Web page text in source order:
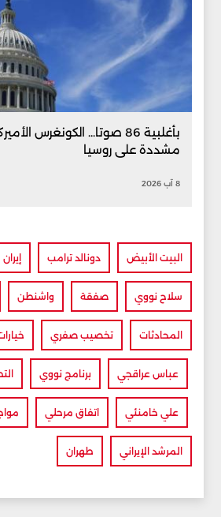
بأغلبية 86 صوتا... الكونغرس
مشددة على روسيا
8 آب 2026
البيت الأبيض دونالد ترامب إيران
سلاح نووي صفقة واشنطن
المحادثات تخصيب صفري
عباس عراقجي برنامج نووي
علي خامنئي اتفاق مرحلي
المرشد الإيراني طهران